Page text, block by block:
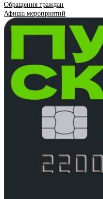
Обращения граждан
Афиша мероприятий